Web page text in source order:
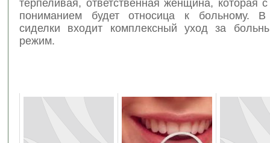
терпеливая, ответственная женщина, которая
пониманием будет относица к больному. В
сиделки входит комплексный уход за
режим.